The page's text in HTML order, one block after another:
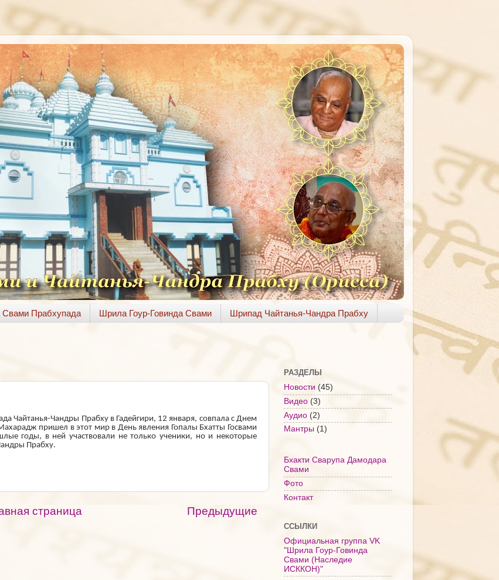
Свами Прабхупада Шрила Гоур-Говинда Свами Шрипад Чайтанья-Чандра Прабху
Чайтанья-Чандры Прабху в Гадейгири, 12 января, совпала с Днем
пришел в этот мир в День явления Гопалы Бхатты Госвами
годы, в ней участвовали не только ученики, но и некоторые
Прабху.
Предыдущие
страница
РАЗДЕЛЫ
Новости (45)
Видео (3)
Аудио (2)
Мантры (1)
Бхакти Сварупа Дамодара
Свами
Фото
Контакт
ССЫЛКИ
Официальная группа VK
"Шрила Гоур-Говинда
Свами (Наследие
ИСККОН)"